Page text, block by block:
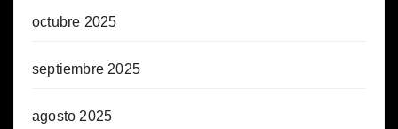
octubre 2025
septiembre 2025
agosto 2025